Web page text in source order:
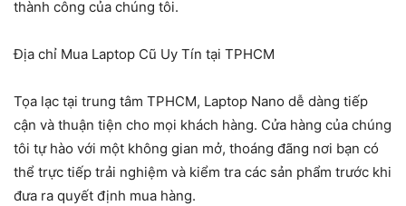
thành công của chúng tôi.
Địa chỉ Mua Laptop Cũ Uy Tín tại TPHCM
Tọa lạc tại trung tâm TPHCM, Laptop Nano dễ dàng tiếp
cận và thuận tiện cho mọi khách hàng. Cửa hàng của chúng
tôi tự hào với một không gian mở, thoáng đãng nơi bạn có
thể trực tiếp trải nghiệm và kiểm tra các sản phẩm trước khi
đưa ra quyết định mua hàng.